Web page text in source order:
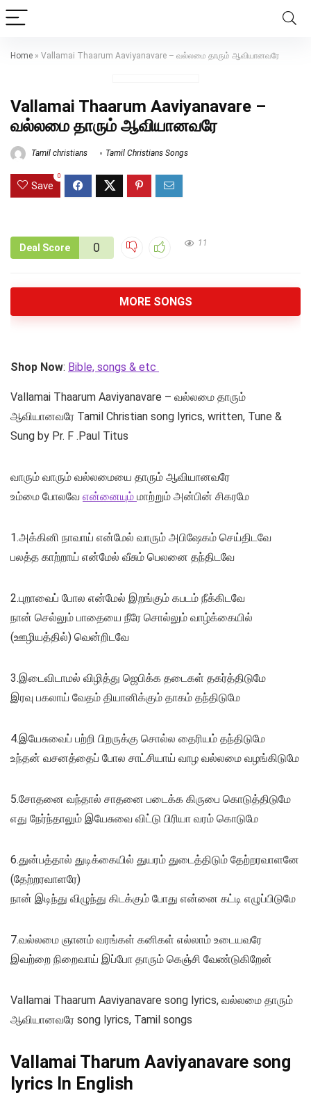
Home » Vallamai Thaarum Aaviyanavare – வல்லமை தாரும் ஆவியானவரே
Vallamai Thaarum Aaviyanavare –
வல்லமை தாரும் ஆவியானவரே
Tamil christians Tamil Christians Songs
Save
0
Deal Score 0 11
MORE SONGS
Shop Now: Bible, songs & etc
Vallamai Thaarum Aaviyanavare – வல்லமை தாரும்
ஆவியானவரே Tamil Christian song lyrics, written, Tune &
Sung by Pr. F .Paul Titus
வாரும் வாரும் வல்லமையை தாரும் ஆவியானவரே
உம்மை போலவே என்னையும் மாற்றும் அன்பின் சிகரமே
1.அக்கினி நாவாய் என்மேல் வாரும் அபிஷேகம் செய்திடவே
பலத்த காற்றாய் என்மேல் வீசும் பெலனை தந்திடவே
2.புறாவைப் போல என்மேல் இறங்கும் கபடம் நீக்கிடவே
நான் செல்லும் பாதையை நீரே சொல்லும் வாழ்க்கையில்
(ஊழியத்தில்) வென்றிடவே
3.இடைவிடாமல் விழித்து ஜெபிக்க தடைகள் தகர்த்திடுமே
இரவு பகலாய் வேதம் தியானிக்கும் தாகம் தந்திடுமே
4.இயேசுவைப் பற்றி பிறருக்கு சொல்ல தைரியம் தந்திடுமே
உந்தன் வசனத்தைப் போல சாட்சியாய் வாழ வல்லமை வழங்கிடுமே
5.சோதனை வந்தால் சாதனை படைக்க கிருபை கொடுத்திடுமே
எது நேர்ந்தாலும் இயேசுவை விட்டு பிரியா வரம் கொடுமே
6.துன்பத்தால் துடிக்கையில் துயரம் துடைத்திடும் தேற்றரவாளனே
(தேற்றரவாளரே)
நான் இடிந்து விழுந்து கிடக்கும் போது என்னை கட்டி எழுப்பிடுமே
7.வல்லமை ஞானம் வரங்கள் கனிகள் எல்லாம் உடையவரே
இவற்றை நிறைவாய் இப்போ தாரும் கெஞ்சி வேண்டுகிறேன்
Vallamai Thaarum Aaviyanavare song lyrics, வல்லமை தாரும்
ஆவியானவரே song lyrics, Tamil songs
Vallamai Tharum Aaviyanavare song
lyrics In English